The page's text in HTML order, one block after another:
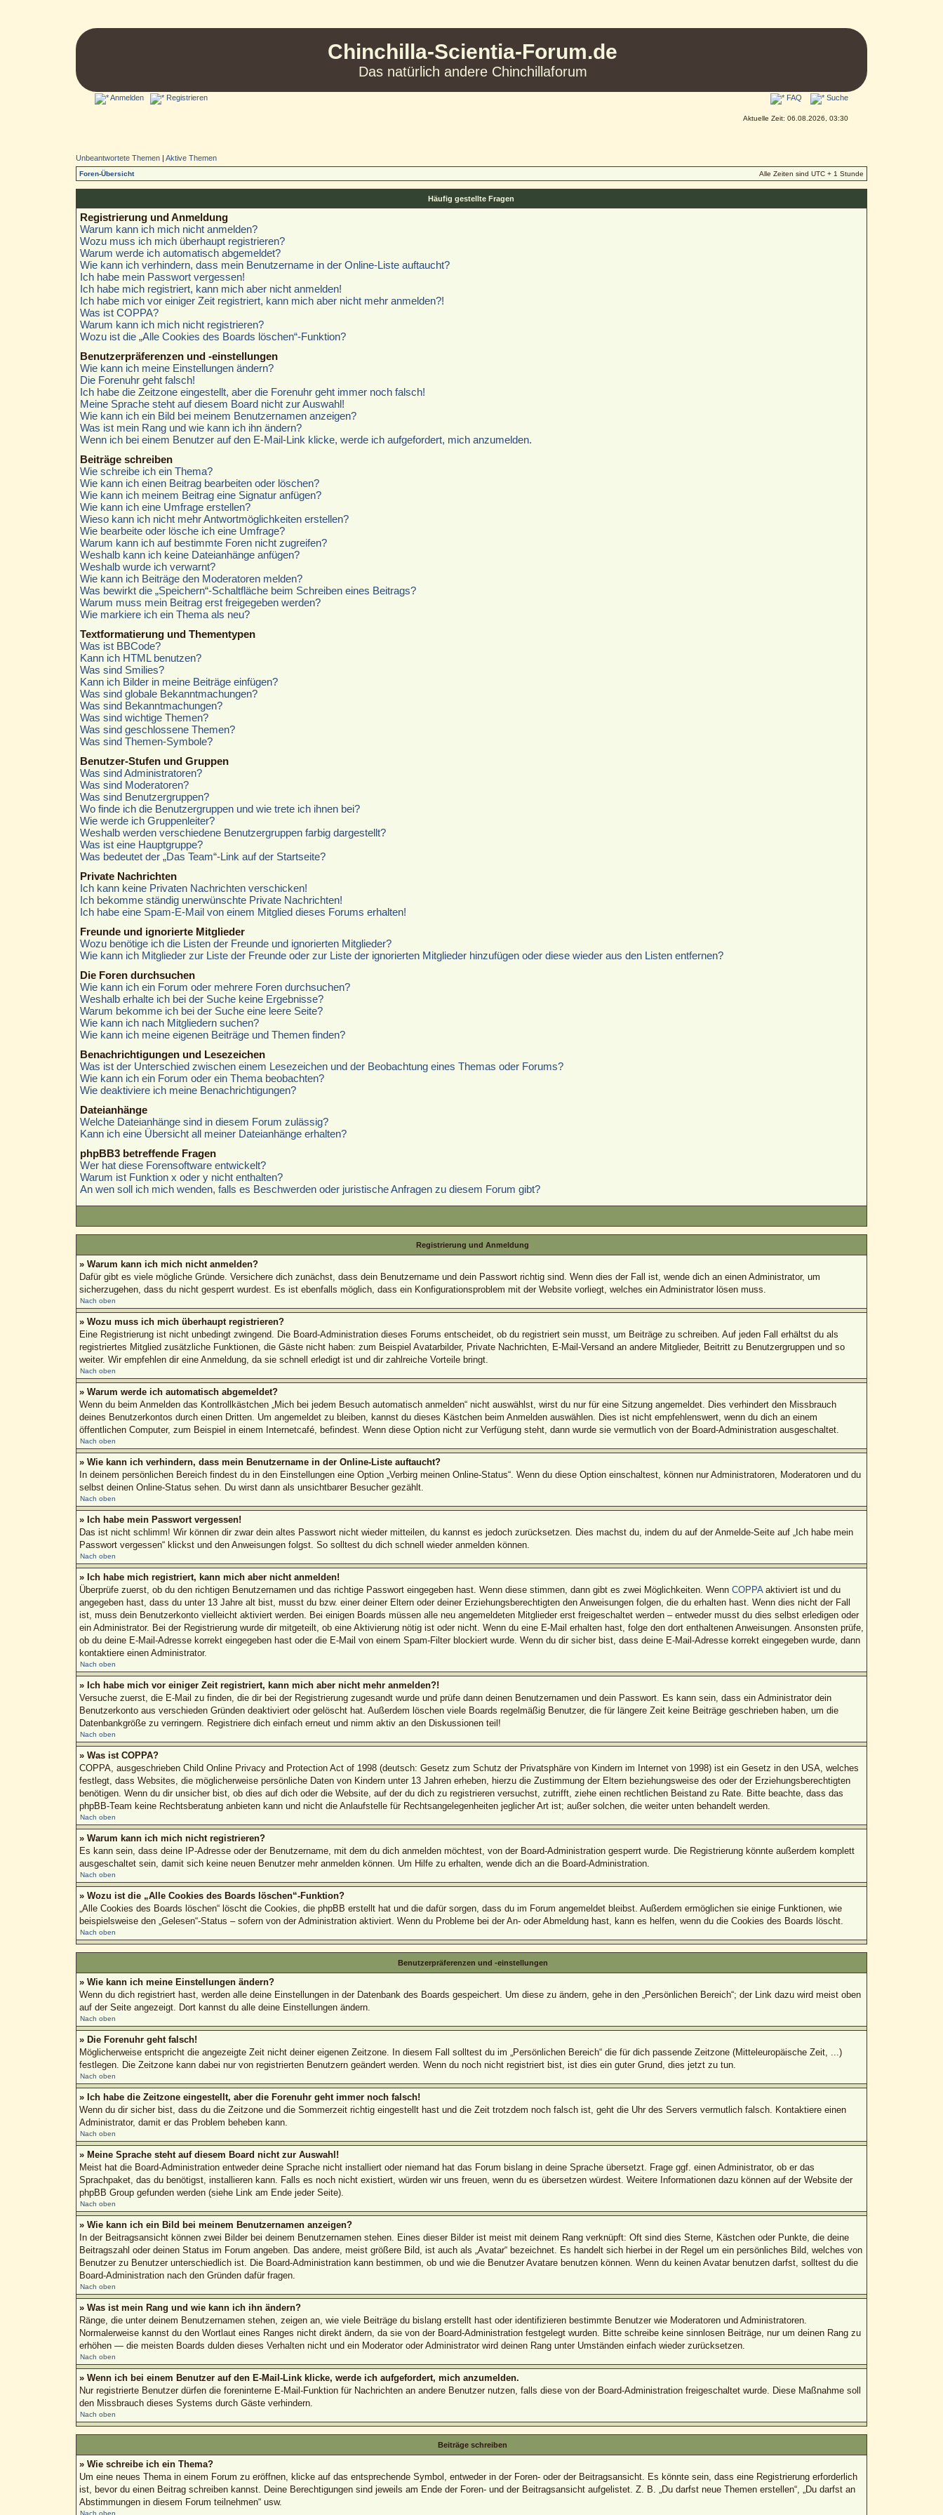
Chinchilla-Scientia-Forum.de
Das natürlich andere Chinchillaforum
Anmelden Registrieren FAQ Suche
Aktuelle Zeit: 06.08.2026, 03:30
Unbeantwortete Themen| Aktive Themen
Foren-Übersicht Alle Zeiten sind UTC + 1 Stunde
Häufig gestellte Fragen
Registrierung und Anmeldung
Warum kann ich mich nicht anmelden?
Wozu muss ich mich überhaupt registrieren?
Warum werde ich automatisch abgemeldet?
Wie kann ich verhindern, dass mein Benutzername in der Online-Liste auftaucht?
Ich habe mein Passwort vergessen!
Ich habe mich registriert, kann mich aber nicht anmelden!
Ich habe mich vor einiger Zeit registriert, kann mich aber nicht mehr anmelden?!
Was ist COPPA?
Warum kann ich mich nicht registrieren?
Wozu ist die „Alle Cookies des Boards löschen“-Funktion?
Benutzerpräferenzen und -einstellungen
Wie kann ich meine Einstellungen ändern?
Die Forenuhr geht falsch!
Ich habe die Zeitzone eingestellt, aber die Forenuhr geht immer noch falsch!
Meine Sprache steht auf diesem Board nicht zur Auswahl!
Wie kann ich ein Bild bei meinem Benutzernamen anzeigen?
Was ist mein Rang und wie kann ich ihn ändern?
Wenn ich bei einem Benutzer auf den E-Mail-Link klicke, werde ich aufgefordert, mich anzumelden.
Beiträge schreiben
Wie schreibe ich ein Thema?
Wie kann ich einen Beitrag bearbeiten oder löschen?
Wie kann ich meinem Beitrag eine Signatur anfügen?
Wie kann ich eine Umfrage erstellen?
Wieso kann ich nicht mehr Antwortmöglichkeiten erstellen?
Wie bearbeite oder lösche ich eine Umfrage?
Warum kann ich auf bestimmte Foren nicht zugreifen?
Weshalb kann ich keine Dateianhänge anfügen?
Weshalb wurde ich verwarnt?
Wie kann ich Beiträge den Moderatoren melden?
Was bewirkt die „Speichern“-Schaltfläche beim Schreiben eines Beitrags?
Warum muss mein Beitrag erst freigegeben werden?
Wie markiere ich ein Thema als neu?
Textformatierung und Thementypen
Was ist BBCode?
Kann ich HTML benutzen?
Was sind Smilies?
Kann ich Bilder in meine Beiträge einfügen?
Was sind globale Bekanntmachungen?
Was sind Bekanntmachungen?
Was sind wichtige Themen?
Was sind geschlossene Themen?
Was sind Themen-Symbole?
Benutzer-Stufen und Gruppen
Was sind Administratoren?
Was sind Moderatoren?
Was sind Benutzergruppen?
Wo finde ich die Benutzergruppen und wie trete ich ihnen bei?
Wie werde ich Gruppenleiter?
Weshalb werden verschiedene Benutzergruppen farbig dargestellt?
Was ist eine Hauptgruppe?
Was bedeutet der „Das Team“-Link auf der Startseite?
Private Nachrichten
Ich kann keine Privaten Nachrichten verschicken!
Ich bekomme ständig unerwünschte Private Nachrichten!
Ich habe eine Spam-E-Mail von einem Mitglied dieses Forums erhalten!
Freunde und ignorierte Mitglieder
Wozu benötige ich die Listen der Freunde und ignorierten Mitglieder?
Wie kann ich Mitglieder zur Liste der Freunde oder zur Liste der ignorierten Mitglieder hinzufügen oder diese wieder aus den Listen entfernen?
Die Foren durchsuchen
Wie kann ich ein Forum oder mehrere Foren durchsuchen?
Weshalb erhalte ich bei der Suche keine Ergebnisse?
Warum bekomme ich bei der Suche eine leere Seite?
Wie kann ich nach Mitgliedern suchen?
Wie kann ich meine eigenen Beiträge und Themen finden?
Benachrichtigungen und Lesezeichen
Was ist der Unterschied zwischen einem Lesezeichen und der Beobachtung eines Themas oder Forums?
Wie kann ich ein Forum oder ein Thema beobachten?
Wie deaktiviere ich meine Benachrichtigungen?
Dateianhänge
Welche Dateianhänge sind in diesem Forum zulässig?
Kann ich eine Übersicht all meiner Dateianhänge erhalten?
phpBB3 betreffende Fragen
Wer hat diese Forensoftware entwickelt?
Warum ist Funktion x oder y nicht enthalten?
An wen soll ich mich wenden, falls es Beschwerden oder juristische Anfragen zu diesem Forum gibt?
Registrierung und Anmeldung
» Warum kann ich mich nicht anmelden?
Dafür gibt es viele mögliche Gründe. Versichere dich zunächst, dass dein Benutzername und dein Passwort richtig sind. Wenn dies der Fall ist, wende dich an einen Administrator, um
sicherzugehen, dass du nicht gesperrt wurdest. Es ist ebenfalls möglich, dass ein Konfigurationsproblem mit der Website vorliegt, welches ein Administrator lösen muss.
Nach oben
» Wozu muss ich mich überhaupt registrieren?
Eine Registrierung ist nicht unbedingt zwingend. Die Board-Administration dieses Forums entscheidet, ob du registriert sein musst, um Beiträge zu schreiben. Auf jeden Fall erhältst du als
registriertes Mitglied zusätzliche Funktionen, die Gäste nicht haben: zum Beispiel Avatarbilder, Private Nachrichten, E-Mail-Versand an andere Mitglieder, Beitritt zu Benutzergruppen und so
weiter. Wir empfehlen dir eine Anmeldung, da sie schnell erledigt ist und dir zahlreiche Vorteile bringt.
Nach oben
» Warum werde ich automatisch abgemeldet?
Wenn du beim Anmelden das Kontrollkästchen „Mich bei jedem Besuch automatisch anmelden“ nicht auswählst, wirst du nur für eine Sitzung angemeldet. Dies verhindert den Missbrauch
deines Benutzerkontos durch einen Dritten. Um angemeldet zu bleiben, kannst du dieses Kästchen beim Anmelden auswählen. Dies ist nicht empfehlenswert, wenn du dich an einem
öffentlichen Computer, zum Beispiel in einem Internetcafé, befindest. Wenn diese Option nicht zur Verfügung steht, dann wurde sie vermutlich von der Board-Administration ausgeschaltet.
Nach oben
» Wie kann ich verhindern, dass mein Benutzername in der Online-Liste auftaucht?
In deinem persönlichen Bereich findest du in den Einstellungen eine Option „Verbirg meinen Online-Status“. Wenn du diese Option einschaltest, können nur Administratoren, Moderatoren und du
selbst deinen Online-Status sehen. Du wirst dann als unsichtbarer Besucher gezählt.
Nach oben
» Ich habe mein Passwort vergessen!
Das ist nicht schlimm! Wir können dir zwar dein altes Passwort nicht wieder mitteilen, du kannst es jedoch zurücksetzen. Dies machst du, indem du auf der Anmelde-Seite auf „Ich habe mein
Passwort vergessen“ klickst und den Anweisungen folgst. So solltest du dich schnell wieder anmelden können.
Nach oben
» Ich habe mich registriert, kann mich aber nicht anmelden!
Überprüfe zuerst, ob du den richtigen Benutzernamen und das richtige Passwort eingegeben hast. Wenn diese stimmen, dann gibt es zwei Möglichkeiten. Wenn COPPAaktiviert ist und du
angegeben hast, dass du unter 13 Jahre alt bist, musst du bzw. einer deiner Eltern oder deiner Erziehungsberechtigten den Anweisungen folgen, die du erhalten hast. Wenn dies nicht der Fall
ist, muss dein Benutzerkonto vielleicht aktiviert werden. Bei einigen Boards müssen alle neu angemeldeten Mitglieder erst freigeschaltet werden – entweder musst du dies selbst erledigen oder
ein Administrator. Bei der Registrierung wurde dir mitgeteilt, ob eine Aktivierung nötig ist oder nicht. Wenn du eine E-Mail erhalten hast, folge den dort enthaltenen Anweisungen. Ansonsten prüfe,
ob du deine E-Mail-Adresse korrekt eingegeben hast oder die E-Mail von einem Spam-Filter blockiert wurde. Wenn du dir sicher bist, dass deine E-Mail-Adresse korrekt eingegeben wurde, dann
kontaktiere einen Administrator.
Nach oben
» Ich habe mich vor einiger Zeit registriert, kann mich aber nicht mehr anmelden?!
Versuche zuerst, die E-Mail zu finden, die dir bei der Registrierung zugesandt wurde und prüfe dann deinen Benutzernamen und dein Passwort. Es kann sein, dass ein Administrator dein
Benutzerkonto aus verschieden Gründen deaktiviert oder gelöscht hat. Außerdem löschen viele Boards regelmäßig Benutzer, die für längere Zeit keine Beiträge geschrieben haben, um die
Datenbankgröße zu verringern. Registriere dich einfach erneut und nimm aktiv an den Diskussionen teil!
Nach oben
» Was ist COPPA?
COPPA, ausgeschrieben Child Online Privacy and Protection Act of 1998 (deutsch: Gesetz zum Schutz der Privatsphäre von Kindern im Internet von 1998) ist ein Gesetz in den USA, welches
festlegt, dass Websites, die möglicherweise persönliche Daten von Kindern unter 13 Jahren erheben, hierzu die Zustimmung der Eltern beziehungsweise des oder der Erziehungsberechtigten
benötigen. Wenn du dir unsicher bist, ob dies auf dich oder die Website, auf der du dich zu registrieren versuchst, zutrifft, ziehe einen rechtlichen Beistand zu Rate. Bitte beachte, dass das
phpBB-Team keine Rechtsberatung anbieten kann und nicht die Anlaufstelle für Rechtsangelegenheiten jeglicher Art ist; außer solchen, die weiter unten behandelt werden.
Nach oben
» Warum kann ich mich nicht registrieren?
Es kann sein, dass deine IP-Adresse oder der Benutzername, mit dem du dich anmelden möchtest, von der Board-Administration gesperrt wurde. Die Registrierung könnte außerdem komplett
ausgeschaltet sein, damit sich keine neuen Benutzer mehr anmelden können. Um Hilfe zu erhalten, wende dich an die Board-Administration.
Nach oben
» Wozu ist die „Alle Cookies des Boards löschen“-Funktion?
„Alle Cookies des Boards löschen“ löscht die Cookies, die phpBB erstellt hat und die dafür sorgen, dass du im Forum angemeldet bleibst. Außerdem ermöglichen sie einige Funktionen, wie
beispielsweise den „Gelesen“-Status – sofern von der Administration aktiviert. Wenn du Probleme bei der An- oder Abmeldung hast, kann es helfen, wenn du die Cookies des Boards löscht.
Nach oben
Benutzerpräferenzen und -einstellungen
» Wie kann ich meine Einstellungen ändern?
Wenn du dich registriert hast, werden alle deine Einstellungen in der Datenbank des Boards gespeichert. Um diese zu ändern, gehe in den „Persönlichen Bereich“; der Link dazu wird meist oben
auf der Seite angezeigt. Dort kannst du alle deine Einstellungen ändern.
Nach oben
» Die Forenuhr geht falsch!
Möglicherweise entspricht die angezeigte Zeit nicht deiner eigenen Zeitzone. In diesem Fall solltest du im „Persönlichen Bereich“ die für dich passende Zeitzone (Mitteleuropäische Zeit, ...)
festlegen. Die Zeitzone kann dabei nur von registrierten Benutzern geändert werden. Wenn du noch nicht registriert bist, ist dies ein guter Grund, dies jetzt zu tun.
Nach oben
» Ich habe die Zeitzone eingestellt, aber die Forenuhr geht immer noch falsch!
Wenn du dir sicher bist, dass du die Zeitzone und die Sommerzeit richtig eingestellt hast und die Zeit trotzdem noch falsch ist, geht die Uhr des Servers vermutlich falsch. Kontaktiere einen
Administrator, damit er das Problem beheben kann.
Nach oben
» Meine Sprache steht auf diesem Board nicht zur Auswahl!
Meist hat die Board-Administration entweder deine Sprache nicht installiert oder niemand hat das Forum bislang in deine Sprache übersetzt. Frage ggf. einen Administrator, ob er das
Sprachpaket, das du benötigst, installieren kann. Falls es noch nicht existiert, würden wir uns freuen, wenn du es übersetzen würdest. Weitere Informationen dazu können auf der Website der
phpBB Group gefunden werden (siehe Link am Ende jeder Seite).
Nach oben
» Wie kann ich ein Bild bei meinem Benutzernamen anzeigen?
In der Beitragsansicht können zwei Bilder bei deinem Benutzernamen stehen. Eines dieser Bilder ist meist mit deinem Rang verknüpft: Oft sind dies Sterne, Kästchen oder Punkte, die deine
Beitragszahl oder deinen Status im Forum angeben. Das andere, meist größere Bild, ist auch als „Avatar“ bezeichnet. Es handelt sich hierbei in der Regel um ein persönliches Bild, welches von
Benutzer zu Benutzer unterschiedlich ist. Die Board-Administration kann bestimmen, ob und wie die Benutzer Avatare benutzen können. Wenn du keinen Avatar benutzen darfst, solltest du die
Board-Administration nach den Gründen dafür fragen.
Nach oben
» Was ist mein Rang und wie kann ich ihn ändern?
Ränge, die unter deinem Benutzernamen stehen, zeigen an, wie viele Beiträge du bislang erstellt hast oder identifizieren bestimmte Benutzer wie Moderatoren und Administratoren.
Normalerweise kannst du den Wortlaut eines Ranges nicht direkt ändern, da sie von der Board-Administration festgelegt wurden. Bitte schreibe keine sinnlosen Beiträge, nur um deinen Rang zu
erhöhen — die meisten Boards dulden dieses Verhalten nicht und ein Moderator oder Administrator wird deinen Rang unter Umständen einfach wieder zurücksetzen.
Nach oben
» Wenn ich bei einem Benutzer auf den E-Mail-Link klicke, werde ich aufgefordert, mich anzumelden.
Nur registrierte Benutzer dürfen die foreninterne E-Mail-Funktion für Nachrichten an andere Benutzer nutzen, falls diese von der Board-Administration freigeschaltet wurde. Diese Maßnahme soll
den Missbrauch dieses Systems durch Gäste verhindern.
Nach oben
Beiträge schreiben
» Wie schreibe ich ein Thema?
Um eine neues Thema in einem Forum zu eröffnen, klicke auf das entsprechende Symbol, entweder in der Foren- oder der Beitragsansicht. Es könnte sein, dass eine Registrierung erforderlich
ist, bevor du einen Beitrag schreiben kannst. Deine Berechtigungen sind jeweils am Ende der Foren- und der Beitragsansicht aufgelistet. Z. B. „Du darfst neue Themen erstellen“, „Du darfst an
Abstimmungen in diesem Forum teilnehmen“ usw.
Nach oben